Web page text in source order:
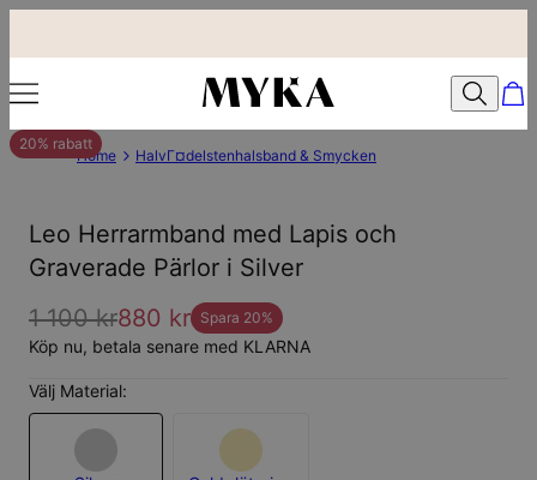
20% rabatt
Home HalvГ¤delstenhalsband & Smycken
Leo Herrarmband med Lapis och
Graverade Pärlor i Silver
1 100 kr880 kr Spara 20%
Köp nu, betala senare med KLARNA
Välj Material: